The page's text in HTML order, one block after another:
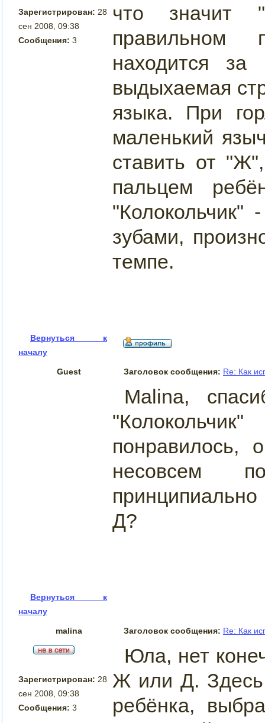
Зарегистрирован: 28
сен 2008, 09:38
Сообщения: 3
что значит
правильном
находится за
выдыхаемая
языка. При
маленький
ставить от
пальцем
"Колокольчик"
зубами,
темпе.
Вернуться к
началу
Guest Заголовок сообщения: Re: Как
Malina,
понравилось,
несовсем
Д?
Вернуться к
началу
malina Заголовок сообщения: Re: Как
Зарегистрирован: 28
сен 2008, 09:38
Сообщения: 3
Юла, нет
Ж или Д. Здесь
ребёнка,